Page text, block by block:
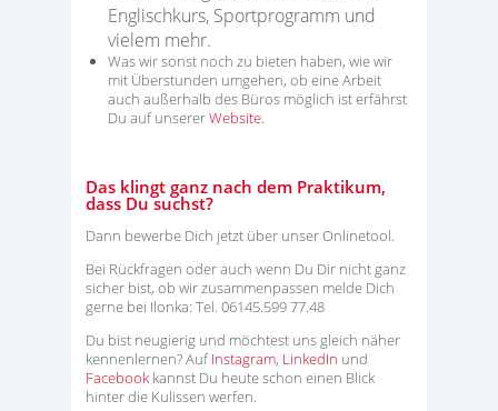
Englischkurs, Sportprogramm und
vielem mehr.
Was wir sonst noch zu bieten haben, wie wir
mit Überstunden umgehen, ob eine Arbeit
auch außerhalb des Büros möglich ist erfährst
Du auf unsererWebsite.
Das klingt ganz nach dem Praktikum,
dass Du suchst?
Dann bewerbe Dich jetzt über unser Onlinetool.
Bei Rückfragen oder auch wenn Du Dir nicht ganz
sicher bist, ob wir zusammenpassen melde Dich
gerne bei Ilonka: Tel. 06145.599 77.48
Du bist neugierig und möchtest uns gleich näher
kennenlernen? AufInstagram, LinkedIn und
Facebook kannst Du heute schon einen Blick
hinter die Kulissen werfen.